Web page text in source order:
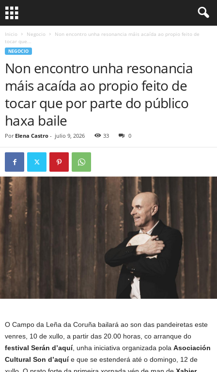
Inicio Negocio
Non encontro unha resonancia máis acaída ao propio feito de
tocar que...
NEGOCIO
Non encontro unha resonancia
máis acaída ao propio feito de
tocar que por parte do público
haxa baile
Por Elena Castro - julio 9, 2026 33 0
O Campo da Leña da Coruña bailará ao son das pandeiretas este
venres, 10 de xullo, a partir das 20.00 horas, co arranque do
festival Serán d’aquí, unha iniciativa organizada pola Asociación
Cultural Son d’aquíe que se estenderá até o domingo, 12 de